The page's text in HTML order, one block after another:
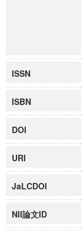
ISSN
ISBN
DOI
URI
JaLCDOI
NII論文ID